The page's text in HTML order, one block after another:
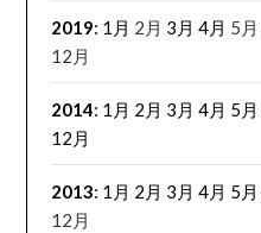
2019: 1月 2月 3月 4月 5月
12月
2014: 1月 2月 3月 4月 5月
12月
2013: 1月 2月 3月 4月 5月
12月